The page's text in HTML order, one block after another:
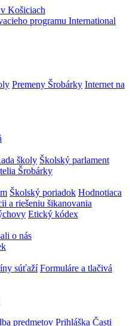
Premeny Šrobárky Internet na
školy Školský parlament
Šrobárky
Školský poriadok Hodnotiaca
a riešeniu šikanovania
Etický kódex
o nás
súťaží Formuláre a tlačivá
predmetov Prihláška Časti